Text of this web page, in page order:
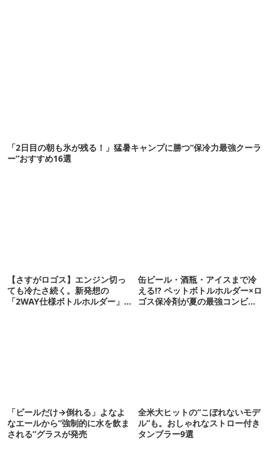
「2日目の朝も氷が残る！」猛暑キャンプに勝つ“保冷力最強クーラ
ー”おすすめ16選
【さすがロゴス】エンジン切っ
ても冷たさ続く。新発想の
「2WAY仕様ボトルホルダー」が
缶ビール・酒瓶・アイスまで冷
える!? ペットボトルホルダー×ロ
ゴス保冷剤が夏の最強コンビだ
「ビールだけ→倒れる」よなよ
なエールから“強制的に水を飲ま
される”グラスが発売
全米大ヒットの“こぼれないモデ
ル”も。おしゃれなストロー付き
タンブラー9選